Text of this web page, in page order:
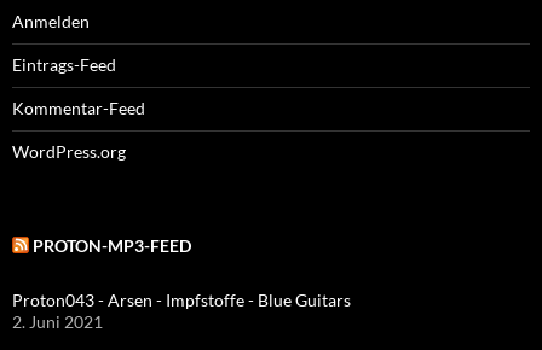
Anmelden
Eintrags-Feed
Kommentar-Feed
WordPress.org
PROTON-MP3-FEED
Proton043 - Arsen - Impfstoffe - Blue Guitars
2. Juni 2021